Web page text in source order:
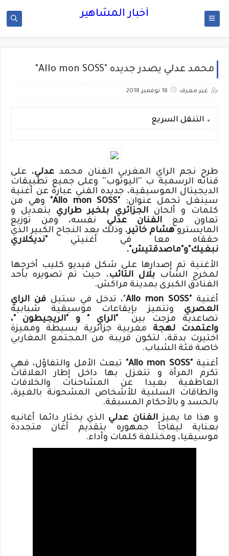
أخبار المشاهير
محمد عدلي يصدر جديده "Allo mon SOSS"
غير معرف 18 نوفمبر 2018
التنقل السريع
طرح نجم الراي المغربي الفنان محمدعدلي، على
قناته الرسمية ب ''اليوتوب'' وعلى جميع تطبيقات
الديجيتال الموسيقية، جديده الفني عبارة عن أغنية
سينغل تحمل عنوان:
Allo mon SOSS
"
وهي من
كلمات و ألحانالجزائري بلخير طراري بتعديل و
تعاون معالفنان عدلي نفسه، ومن توزيع
المايسترو هشام خاتير، وذلك بعد النجاح الكبير الذي
حققاه معا في أغنيتي
"نديكلاري
نبغيك"و"ماصدقتيش".
الأغنية تم إصدارها على شكل فيديو كليب أخرجها
لمخرج الشاببلال التائب، حيث تم تصويره بأحد
الفنادق الكبرى بمدينة مراكش.
أغنية
Allo mon SOSS"، تدخل في ستيلفن الراي
العصري وتتميز بإيقاعات موسيقية شبابية
تصاعدية مزجت بين
"الراي " و "الريجيطون "،
واعتمدت لهجة مغربية جزائرية بسيطة ومميزة
اختيرت بدقة، لتكون قريبة من المجتمع المغاربي
خاصة فئة الشباب.
أغنية"
Allo mon SOSS
" تبعث الأمل والتفاؤل، فهي
تكرم المرأة و تتغزل بها داخل إطار العلاقات
العاطفية بعيدا عن المشاحنات والخلافات
والطاقات السلبية للأشخاص المشحونة بالغيرة،
بالحسد و بالأحكام المسبقة.
و هذا ما يميزالفنان عدلي الذي يختار دائما أغانيه
بعناية ليفاجأ جمهوره بتقديم أغان متجددة
موسيقيا، ومختلفة كلمات وأداء.